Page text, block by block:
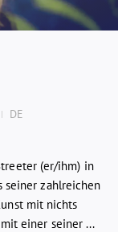
DE
(er/ihm) in
seiner zahlreichen
mit nichts
einer seiner ...